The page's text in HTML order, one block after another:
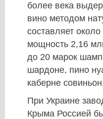
более века
вино методом
составляет
мощность 2,16
до 20 марок
шардоне, пино
каберне
При Украине
Крыма Россией